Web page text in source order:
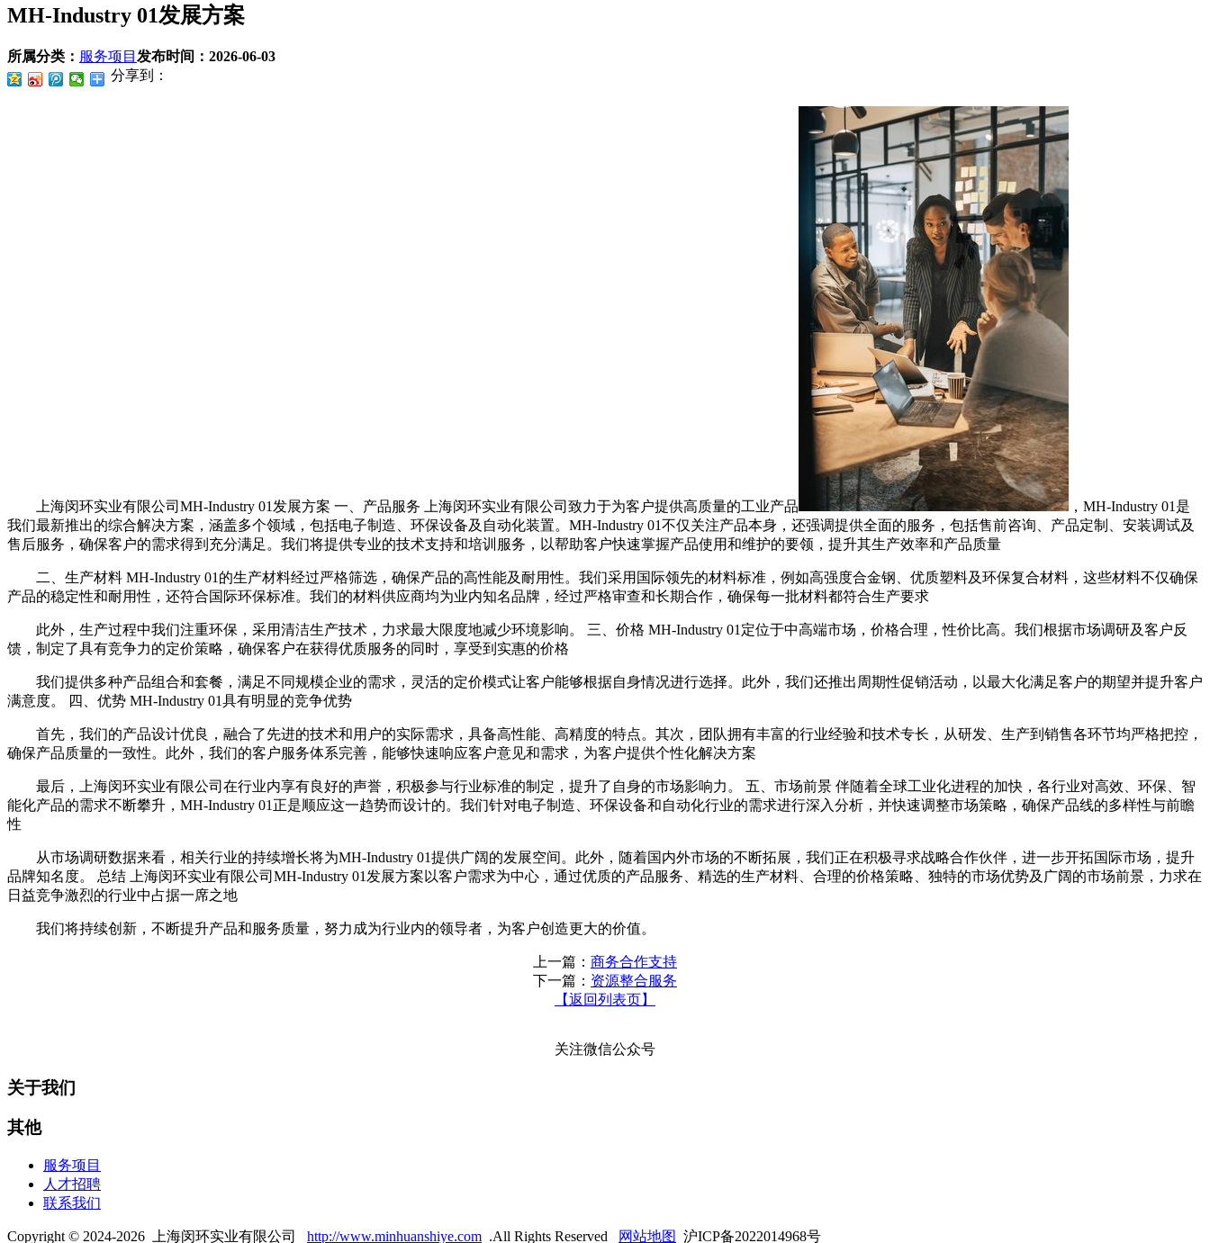
MH-Industry 01发展方案
所属分类： 服务项目 发布时间： 2026-06-03
分享到：
上海闵环实业有限公司MH-Industry 01发展方案 一、产品服务 上海闵环实业有限公司致力于为客户提供高质量的工业产品
，MH-Industry 01是
我们最新推出的综合解决方案，涵盖多个领域，包括电子制造、环保设备及自动化装置。MH-Industry 01不仅关注产品本身，还强调提供全面的服务，包括售前咨询、产品定制、安装调试及
售后服务，确保客户的需求得到充分满足。我们将提供专业的技术支持和培训服务，以帮助客户快速掌握产品使用和维护的要领，提升其生产效率和产品质量
二、生产材料 MH-Industry 01的生产材料经过严格筛选，确保产品的高性能及耐用性。我们采用国际领先的材料标准，例如高强度合金钢、优质塑料及环保复合材料，这些材料不仅确保
产品的稳定性和耐用性，还符合国际环保标准。我们的材料供应商均为业内知名品牌，经过严格审查和长期合作，确保每一批材料都符合生产要求
此外，生产过程中我们注重环保，采用清洁生产技术，力求最大限度地减少环境影响。 三、价格 MH-Industry 01定位于中高端市场，价格合理，性价比高。我们根据市场调研及客户反
馈，制定了具有竞争力的定价策略，确保客户在获得优质服务的同时，享受到实惠的价格
我们提供多种产品组合和套餐，满足不同规模企业的需求，灵活的定价模式让客户能够根据自身情况进行选择。此外，我们还推出周期性促销活动，以最大化满足客户的期望并提升客户
满意度。 四、优势 MH-Industry 01具有明显的竞争优势
首先，我们的产品设计优良，融合了先进的技术和用户的实际需求，具备高性能、高精度的特点。其次，团队拥有丰富的行业经验和技术专长，从研发、生产到销售各环节均严格把控，
确保产品质量的一致性。此外，我们的客户服务体系完善，能够快速响应客户意见和需求，为客户提供个性化解决方案
最后，上海闵环实业有限公司在行业内享有良好的声誉，积极参与行业标准的制定，提升了自身的市场影响力。 五、市场前景 伴随着全球工业化进程的加快，各行业对高效、环保、智
能化产品的需求不断攀升，MH-Industry 01正是顺应这一趋势而设计的。我们针对电子制造、环保设备和自动化行业的需求进行深入分析，并快速调整市场策略，确保产品线的多样性与前瞻
性
从市场调研数据来看，相关行业的持续增长将为MH-Industry 01提供广阔的发展空间。此外，随着国内外市场的不断拓展，我们正在积极寻求战略合作伙伴，进一步开拓国际市场，提升
品牌知名度。 总结 上海闵环实业有限公司MH-Industry 01发展方案以客户需求为中心，通过优质的产品服务、精选的生产材料、合理的价格策略、独特的市场优势及广阔的市场前景，力求在
日益竞争激烈的行业中占据一席之地
我们将持续创新，不断提升产品和服务质量，努力成为行业内的领导者，为客户创造更大的价值。
上一篇： 商务合作支持
下一篇： 资源整合服务
【返回列表页】
关注微信公众号
关于我们
其他
服务项目
人才招聘
联系我们
Copyright © 2024-2026 上海闵环实业有限公司 http://www.minhuanshiye.com .All Rights Reserved 网站地图 沪ICP备2022014968号